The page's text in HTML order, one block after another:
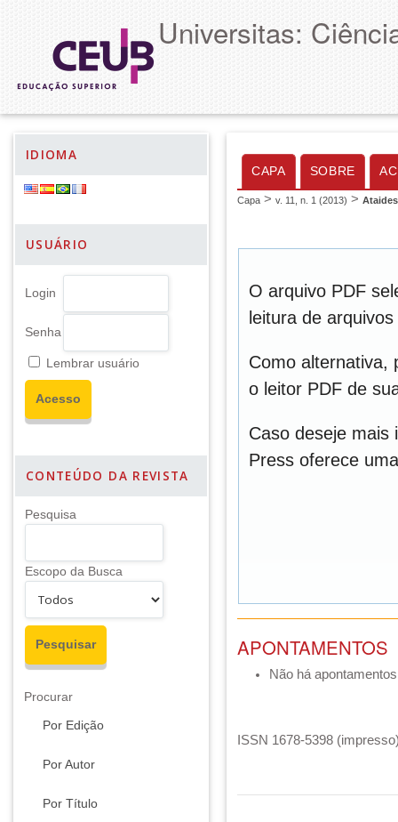
Universitas:
IDIOMA
USUÁRIO
Login
Senha
Lembrar usuário
CONTEÚDO DA REVISTA
Pesquisa
Escopo da Busca
Procurar
Por Edição
Por Autor
Por Título
CAPA SOBRE
Capa > v. 11, n. 1 (2013) > Ataides
O arquivo PDF
leitura de
Como alternativa,
o leitor PDF de
Caso deseje mais
Press oferece
APONTAMENTOS
Não há
ISSN 1678-5398